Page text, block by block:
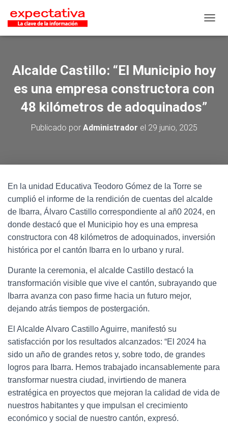
Alcalde Castillo: “El Municipio hoy
es una empresa constructora con
48 kilómetros de adoquinados”
Publicado por Administrador el 29 junio, 2025
En la unidad Educativa Teodoro Gómez de la Torre se
cumplió el informe de la rendición de cuentas del alcalde
de Ibarra, Álvaro Castillo correspondiente al añ0 2024, en
donde destacó que el Municipio hoy es una empresa
constructora con 48 kilómetros de adoquinados, inversión
histórica por el cantón Ibarra en lo urbano y rural.
Durante la ceremonia, el alcalde Castillo destacó la
transformación visible que vive el cantón, subrayando que
Ibarra avanza con paso firme hacia un futuro mejor,
dejando atrás tiempos de postergación.
El Alcalde Alvaro Castillo Aguirre, manifestó su
satisfacción por los resultados alcanzados: “El 2024 ha
sido un año de grandes retos y, sobre todo, de grandes
logros para Ibarra. Hemos trabajado incansablemente para
transformar nuestra ciudad, invirtiendo de manera
estratégica en proyectos que mejoran la calidad de vida de
nuestros habitantes y que impulsan el crecimiento
económico y social de nuestro cantón, expresó.